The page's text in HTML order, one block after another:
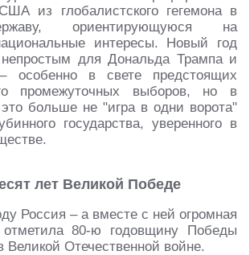
из глобалистского гегемона в
ориентирующуюся на
интересы. Новый год
для Дональда Трампа и
особенно в свете предстоящих
промежуточных выборов, но в
больше не "игра в одни ворота"
государства, уверенного в
лет Великой Победе
Россия – а вместе с ней огромная
80-ю годовщину Победы
Великой Отечественной войне.